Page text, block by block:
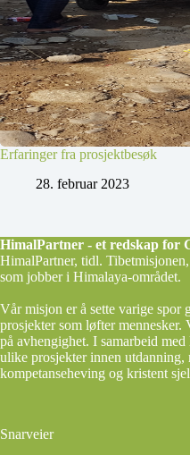
Erfaringer fra prosjektbesøk
28. februar 2023
HimalPartner - et redskap for
HimalPartner, tidl.
som jobber i Himalaya-området.
Vår misjon er å sette varige spor
prosjekter som løfter mennesker.
på avhengighet. I samarbeid
ulike prosjekter innen utdanning,
kompetanseheving og kristent
Snarveier